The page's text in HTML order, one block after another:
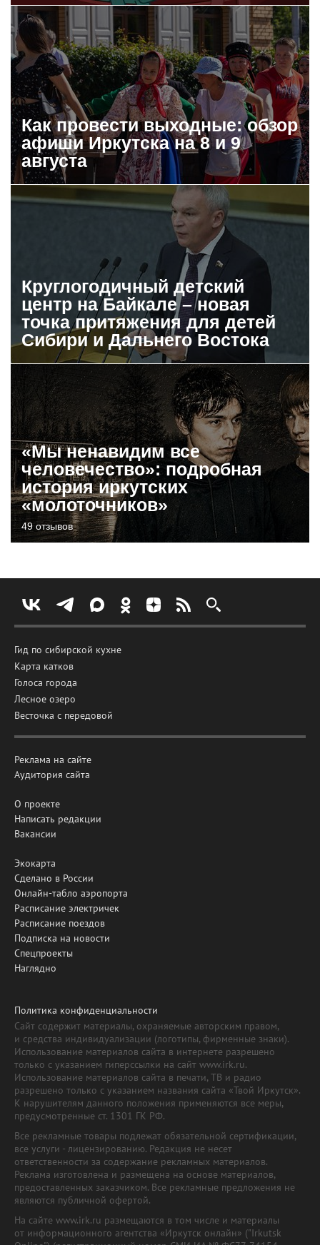
Как провести выходные: обзор
афиши Иркутска на 8 и 9
августа
Круглогодичный детский
центр на Байкале – новая
точка притяжения для детей
Сибири и Дальнего Востока
«Мы ненавидим все
человечество»: подробная
история иркутских
«молоточников»
49 отзывов
Гид по сибирской кухне
Карта катков
Голоса города
Лесное озеро
Весточка с передовой
Реклама на сайте
Аудитория сайта
О проекте
Написать редакции
Вакансии
Экокарта
Сделано в России
Онлайн-табло аэропорта
Расписание электричек
Расписание поездов
Подписка на новости
Спецпроекты
Наглядно
Политика конфиденциальности
Сайт содержит материалы, охраняемые авторским правом,
и средства индивидуализации (логотипы, фирменные знаки).
Использование материалов сайта в интернете разрешено
только с указанием гиперссылки на сайт www.irk.ru.
Использование материалов сайта в печати, ТВ и радио
разрешено только с указанием названия сайта «Твой Иркутск».
К нарушителям данного положения применяются все меры,
предусмотренные ст. 1301 ГК РФ.
Все рекламные товары подлежат обязательной сертификации,
все услуги - лицензированию. Редакция не несет
ответственности за содержание рекламных материалов.
Реклама изготовлена и размещена на основе материалов,
предоставленных заказчиком. Все рекламные предложения не
являются публичной офертой.
На сайте www.irk.ru размещаются в том числе и материалы
от информационного агентства «Иркутск онлайн» ("Irkutsk